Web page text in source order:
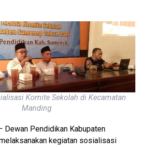
Komite Sekolah di Kecamatan
Manding
Dewan Pendidikan Kabupaten
kegiatan sosialisasi